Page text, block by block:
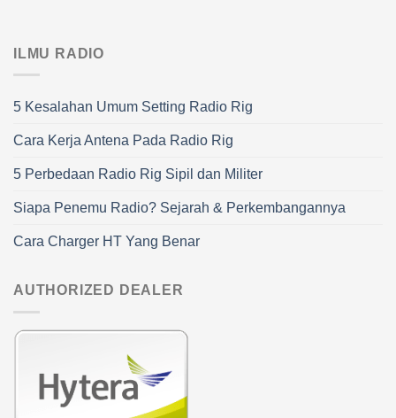
ILMU RADIO
5 Kesalahan Umum Setting Radio Rig
Cara Kerja Antena Pada Radio Rig
5 Perbedaan Radio Rig Sipil dan Militer
Siapa Penemu Radio? Sejarah & Perkembangannya
Cara Charger HT Yang Benar
AUTHORIZED DEALER